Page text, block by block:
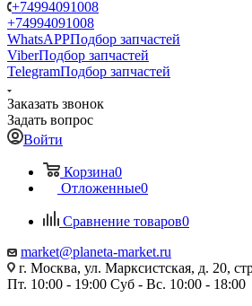
+74994091008
+74994091008
WhatsAPPПодбор запчастей
ViberПодбор запчастей
TelegramПодбор запчастей
Заказать звонок
Задать вопрос
Войти
Корзина0
Отложенные0
Сравнение товаров0
market@planeta-market.ru
г. Москва, ул. Марксистская, д. 20,
Пт. 10:00 - 19:00 Суб - Вс. 10:00 - 18:00